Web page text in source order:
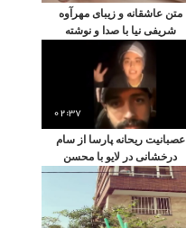
متن عاشقانه و زیبای مهرآوه
شریفی نیا با صدا و نوشته
خودش
02:37
عصبانیت ریحانه پارسا از سام
درخشانی در لایو با محسن
افشانی